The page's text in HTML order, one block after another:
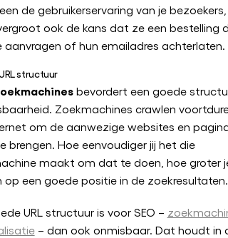
de gebruikerservaring van je bezoekers,
ook de kans dat ze een bestelling
of hun emailadres achterlaten.
structuur
bevordert een goede
Zoekmachines crawlen
om de aanwezige websites en
brengen. Hoe eenvoudiger jij het die
maakt om dat te doen, hoe groter
op een goede positie in de zoekresultaten.
URL structuur is voor SEO –
– dan ook onmisbaar. Dat houdt in